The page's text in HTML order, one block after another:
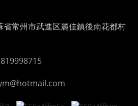
省常州市武進区麗佳鎮後南花都村